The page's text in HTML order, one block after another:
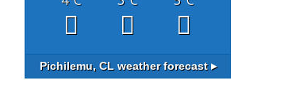
Pichilemu, CL weather forecast ▸